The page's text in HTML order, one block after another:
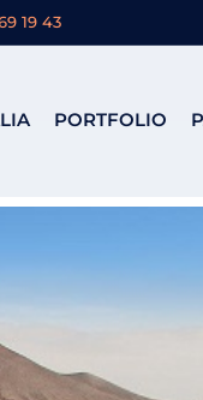
19 43
PORTFOLIO